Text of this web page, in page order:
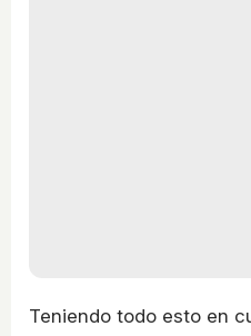
Teniendo todo esto en